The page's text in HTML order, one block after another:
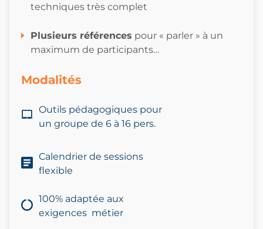
techniques très complet
Plusieurs références pour « parler » à un
maximum de participants…
Modalités
Outils pédagogiques pour
un groupe de 6 à 16 pers.
Calendrier de sessions
flexible
100% adaptée aux
exigences métier